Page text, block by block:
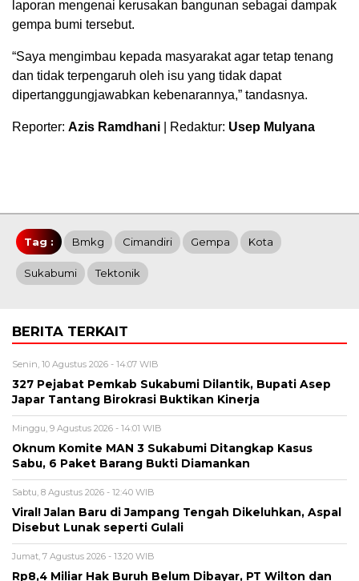
laporan mengenai kerusakan bangunan sebagai dampak
gempa bumi tersebut.
“Saya mengimbau kepada masyarakat agar tetap tenang
dan tidak terpengaruh oleh isu yang tidak dapat
dipertanggungjawabkan kebenarannya,” tandasnya.
Reporter: Azis Ramdhani | Redaktur: Usep Mulyana
Tag : Bmkg Cimandiri Gempa Kota
Sukabumi Tektonik
BERITA TERKAIT
Senin, 10 Agustus 2026 - 14:07 WIB
327 Pejabat Pemkab Sukabumi Dilantik, Bupati Asep
Japar Tantang Birokrasi Buktikan Kinerja
Minggu, 9 Agustus 2026 - 14:01 WIB
Oknum Komite MAN 3 Sukabumi Ditangkap Kasus
Sabu, 6 Paket Barang Bukti Diamankan
Sabtu, 8 Agustus 2026 - 12:40 WIB
Viral! Jalan Baru di Jampang Tengah Dikeluhkan, Aspal
Disebut Lunak seperti Gulali
Jumat, 7 Agustus 2026 - 13:20 WIB
Rp8,4 Miliar Hak Buruh Belum Dibayar, PT Wilton dan